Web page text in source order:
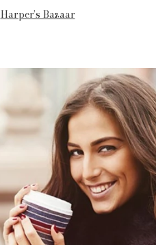
Harper’s Bazaar